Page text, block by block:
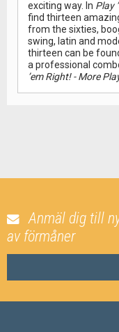
exciting way. In Play
find thirteen
from the sixties,
swing, latin and
thirteen can be
a professional
’em Right! - More
Anmäl dig till
av förmåner